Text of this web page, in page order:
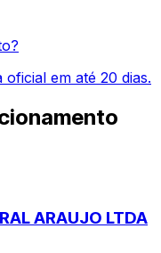
em até 20 dias.
ARAUJO LTDA